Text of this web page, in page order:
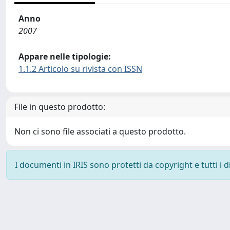
Anno
2007
Appare nelle tipologie:
1.1.2 Articolo su rivista con ISSN
File in questo prodotto:
Non ci sono file associati a questo prodotto.
I documenti in IRIS sono protetti da copyright e tutti i